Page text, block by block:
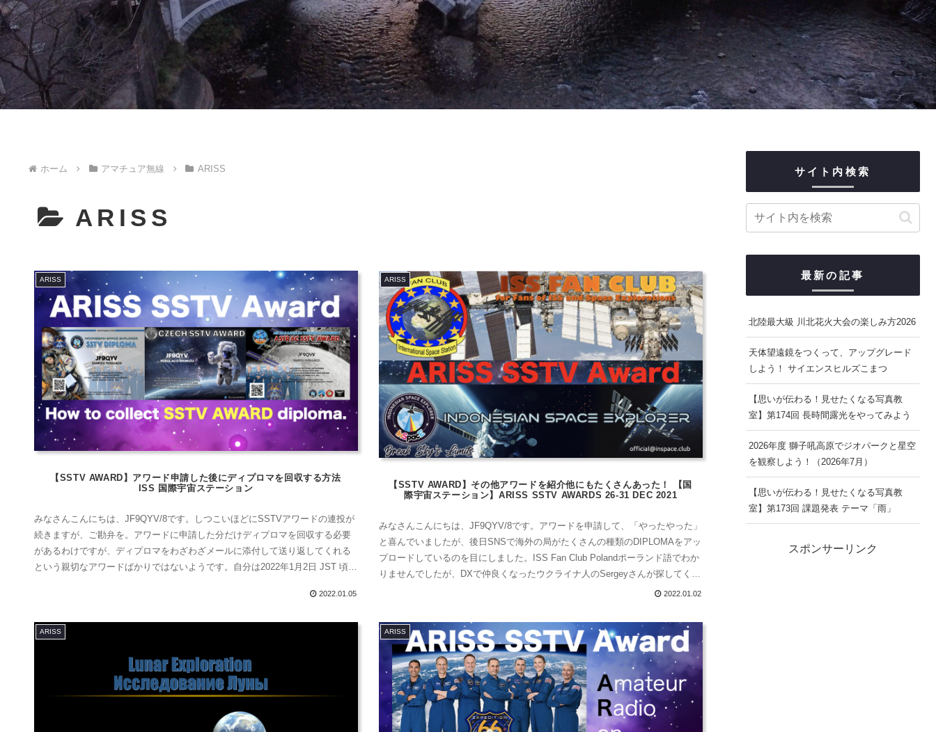
ホーム アマチュア無線 ARISS
ARISS
ARISS
【SSTV AWARD】アワード申請した後にディプロマを回収する方法
ISS 国際宇宙ステーション
みなさんこんにちは、JF9QYV/8です。しつこいほどにSSTVアワードの連投が
続きますが、ご勘弁を。アワードに申請した分だけディプロマを回収する必要
があるわけですが、ディプロマをわざわざメールに添付して送り返してくれる
という親切なアワードばかりではないようです。自分は2022年1月2日 JST 頃に
2022.01.05
ARISS
【SSTV AWARD】その他アワードを紹介他にもたくさんあった！ 【国
際宇宙ステーション】ARISS SSTV AWARDS 26-31 DEC 2021
みなさんこんにちは、JF9QYV/8です。アワードを申請して、「やったやった」
と喜んでいましたが、後日SNSで海外の局がたくさんの種類のDIPLOMAをアッ
プロードしているのを目にしました。ISS Fan Club Polandポーランド語でわか
りませんでしたが、DXで仲良くなったウクライナ人のSergeyさんが探してくれ
2022.01.02
ARISS ARISS
サイト内検索
最新の記事
北陸最大級 川北花火大会の楽しみ方2026
天体望遠鏡をつくって、アップグレード
しよう！ サイエンスヒルズこまつ
【思いが伝わる！見せたくなる写真教
室】第174回 長時間露光をやってみよう
2026年度 獅子吼高原でジオパークと星空
を観察しよう！（2026年7月）
【思いが伝わる！見せたくなる写真教
室】第173回 課題発表 テーマ「雨」
スポンサーリンク